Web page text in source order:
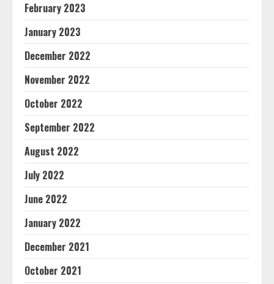
February 2023
January 2023
December 2022
November 2022
October 2022
September 2022
August 2022
July 2022
June 2022
January 2022
December 2021
October 2021